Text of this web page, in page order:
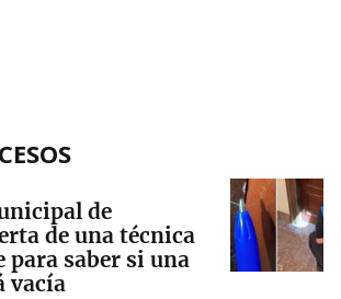
de
de una técnica
saber si una
vacía